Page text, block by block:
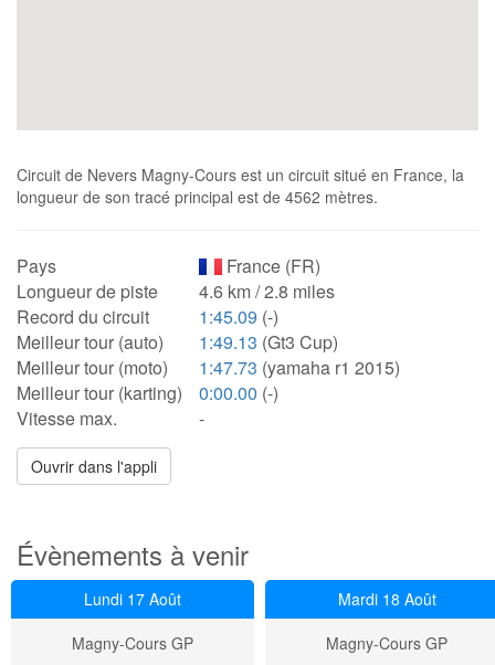
Circuit de Nevers Magny-Cours est un circuit situé en France, la
longueur de son tracé principal est de 4562 mètres.
Pays
France (FR)
Longueur de piste
4.6 km / 2.8 miles
Record du circuit
1:45.09 (-)
Meilleur tour (auto)
1:49.13 (Gt3 Cup)
Meilleur tour (moto)
1:47.73 (yamaha r1 2015)
Meilleur tour (karting)
0:00.00 (-)
Vitesse max.
-
Ouvrir dans l'appli
Évènements à venir
Lundi 17 Août
Magny-Cours GP
Mardi 18 Août
Magny-Cours GP